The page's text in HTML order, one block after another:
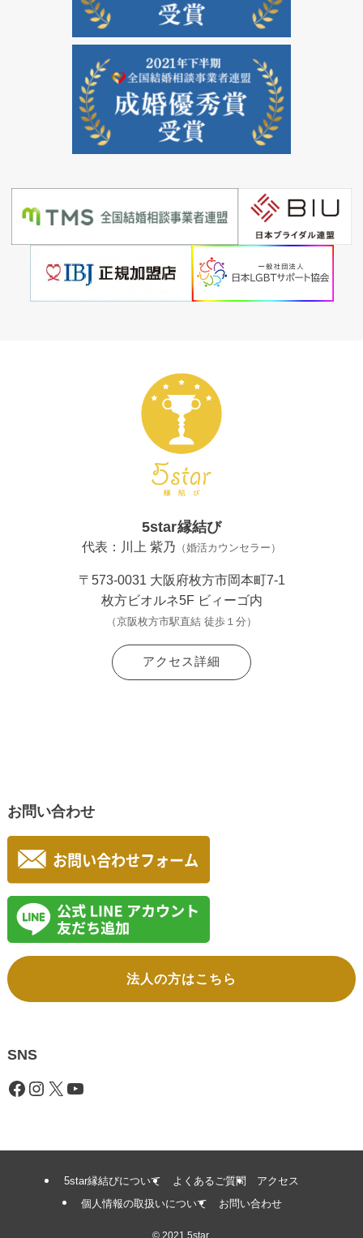
5star縁結び
代表：川上 紫乃 （婚活カウンセラー）
〒573-0031 大阪府枚方市岡本町7-1
枚方ビオルネ5F ビィーゴ内
（京阪枚方市駅直結 徒歩１分）
アクセス詳細
お問い合わせ
法人の方はこちら
SNS
Facebook Instagram X YouTube
5star縁結びについて よくあるご質問
アクセス
個人情報の取扱いについて
お問い合わせ
© 2021 5star.